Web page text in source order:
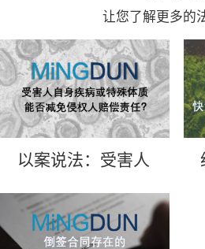
让您了解更多的
以案说法：受害人
质能否减免侵权人
赔偿责任？